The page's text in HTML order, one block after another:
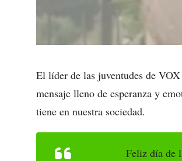
El líder de las juventudes de
mensaje lleno de esperanza y
tiene en nuestra sociedad.
Feliz día de